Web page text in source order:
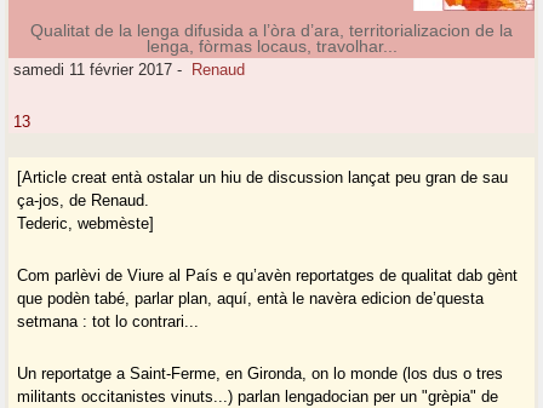
Qualitat de la lenga difusida a l’òra d’ara, territorializacion de la
lenga, fòrmas locaus, travolhar...
samedi 11 février 2017 - Renaud
13
[Article creat entà ostalar un hiu de discussion lançat peu gran de sau
ça-jos, de Renaud.
Tederic, webmèste]
Com parlèvi de Viure al País e qu’avèn reportatges de qualitat dab gènt
que podèn tabé, parlar plan, aquí, entà le navèra edicion de’questa
setmana : tot lo contrari...
Un reportatge a Saint-Ferme, en Gironda, on lo monde (los dus o tres
militants occitanistes vinuts...) parlan lengadocian per un "grèpia" de